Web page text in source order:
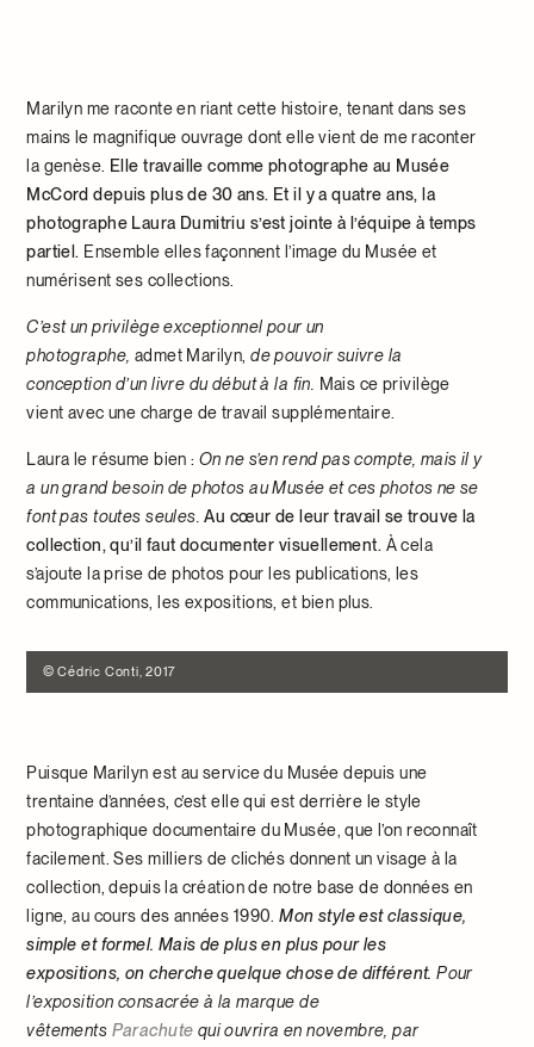
Marilyn me raconte en riant cette histoire, tenant dans ses
mains le magnifique ouvrage dont elle vient de me raconter
la genèse. Elle travaille comme photographe au Musée
McCord depuis plus de 30 ans. Et il y a quatre ans, la
photographe Laura Dumitriu s’est jointe à l’équipe à temps
partiel. Ensemble elles façonnent l’image du Musée et
numérisent ses collections.
C’est un privilège exceptionnel pour un
photographe, admet Marilyn, de pouvoir suivre la
conception d’un livre du début à la fin. Mais ce privilège
vient avec une charge de travail supplémentaire.
Laura le résume bien :On ne s’en rend pas compte, mais il y
a un grand besoin de photos au Musée et ces photos ne se
font pas toutes seules. Au cœur de leur travail se trouve la
collection, qu’il faut documenter visuellement. À cela
s’ajoute la prise de photos pour les publications, les
communications, les expositions, et bien plus.
© Cédric Conti, 2017
Puisque Marilyn est au service du Musée depuis une
trentaine d’années, c’est elle qui est derrière le style
photographique documentaire du Musée, que l’on reconnaît
facilement. Ses milliers de clichés donnent un visage à la
collection, depuis la création de notre base de données en
ligne, au cours des années 1990.Mon style est classique,
simple et formel. Mais de plus en plus pour les
expositions, on cherche quelque chose de différent. Pour
l’exposition consacrée à la marque de
vêtements Parachute qui ouvrira en novembre, par